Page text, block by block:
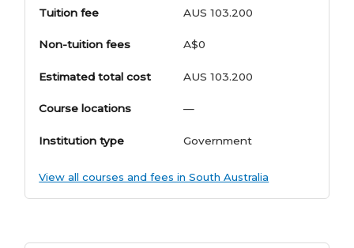
Tuition fee AUS 103.200
Non-tuition fees A$0
Estimated total cost AUS 103.200
Course locations —
Institution type Government
View all courses and fees in South Australia